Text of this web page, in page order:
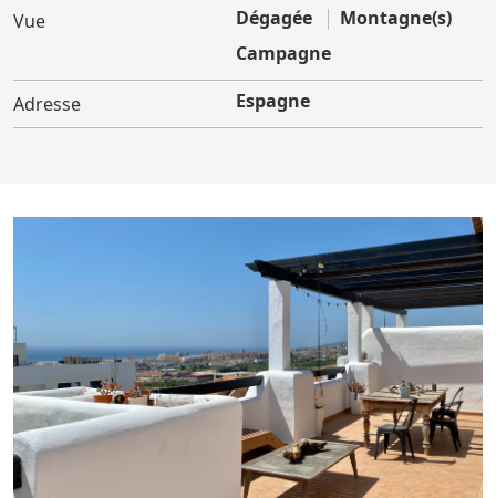
Vue Dégagée
Montagne(s)
Campagne
Adresse Espagne